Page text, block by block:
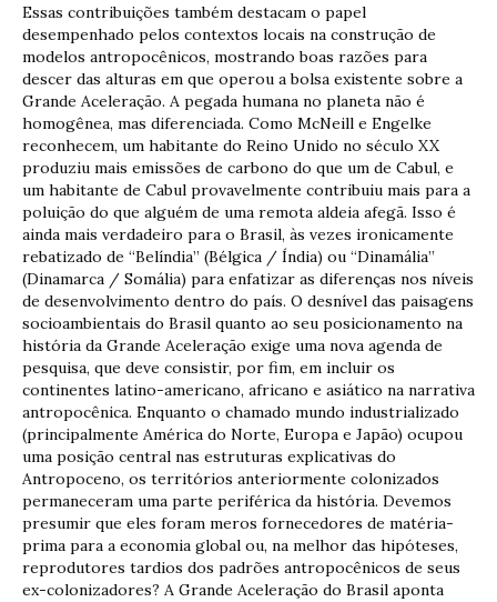
Essas contribuições também destacam o papel
desempenhado pelos contextos locais na construção de
modelos antropocênicos, mostrando boas razões para
descer das alturas em que operou a bolsa existente sobre a
Grande Aceleração. A pegada humana no planeta não é
homogênea, mas diferenciada. Como McNeill e Engelke
reconhecem, um habitante do Reino Unido no século XX
produziu mais emissões de carbono do que um de Cabul, e
um habitante de Cabul provavelmente contribuiu mais para a
poluição do que alguém de uma remota aldeia afegã. Isso é
ainda mais verdadeiro para o Brasil, às vezes ironicamente
rebatizado de “Belíndia” (Bélgica / Índia) ou “Dinamália”
(Dinamarca / Somália) para enfatizar as diferenças nos níveis
de desenvolvimento dentro do país. O desnível das paisagens
socioambientais do Brasil quanto ao seu posicionamento na
história da Grande Aceleração exige uma nova agenda de
pesquisa, que deve consistir, por fim, em incluir os
continentes latino-americano, africano e asiático na narrativa
antropocênica. Enquanto o chamado mundo industrializado
(principalmente América do Norte, Europa e Japão) ocupou
uma posição central nas estruturas explicativas do
Antropoceno, os territórios anteriormente colonizados
permaneceram uma parte periférica da história. Devemos
presumir que eles foram meros fornecedores de matéria-
prima para a economia global ou, na melhor das hipóteses,
reprodutores tardios dos padrões antropocênicos de seus
ex-colonizadores? A Grande Aceleração do Brasil aponta